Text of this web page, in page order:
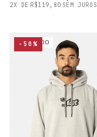
2X DE R$119,80 SEM JUROS
ESGOTADO
-50%